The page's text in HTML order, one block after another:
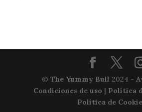
© The Yummy Bull 2024 -
Condiciones de uso | Política
Política de